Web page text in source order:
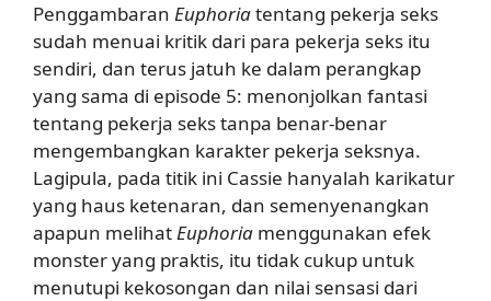
Penggambaran Euphoriatentang pekerja seks
sudah menuai kritik dari para pekerja seks itu
sendiri, dan terus jatuh ke dalam perangkap
yang sama di episode 5: menonjolkan fantasi
tentang pekerja seks tanpa benar-benar
mengembangkan karakter pekerja seksnya.
Lagipula, pada titik ini Cassie hanyalah karikatur
yang haus ketenaran, dan semenyenangkan
apapun melihatEuphoria menggunakan efek
monster yang praktis, itu tidak cukup untuk
menutupi kekosongan dan nilai sensasi dari